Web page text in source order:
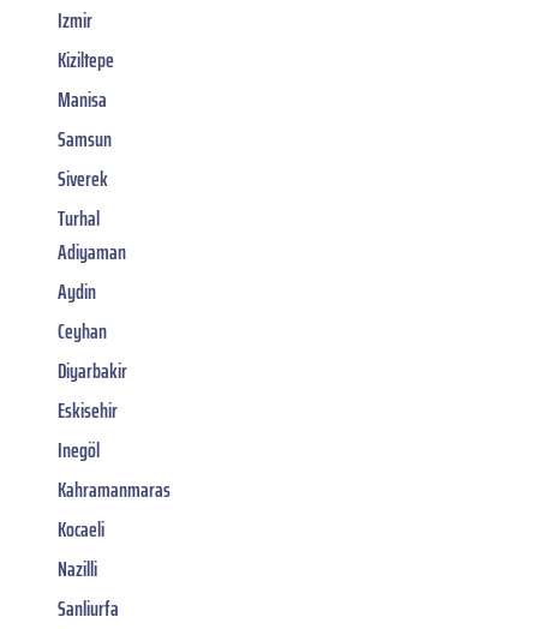
Izmir
Kiziltepe
Manisa
Samsun
Siverek
Turhal
Adiyaman
Aydin
Ceyhan
Diyarbakir
Eskisehir
Inegöl
Kahramanmaras
Kocaeli
Nazilli
Sanliurfa